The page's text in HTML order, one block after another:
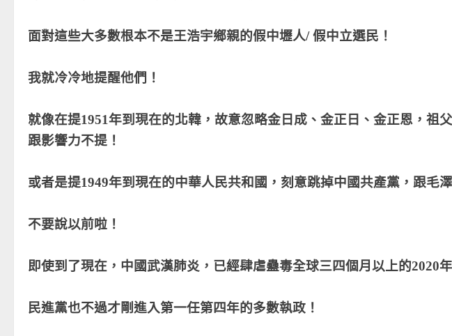
面對這些大多數根本不是王浩宇鄉親的假中壢人/ 假中立選民！
我就冷冷地提醒他們！
就像在提1951年到現在的北韓，故意忽略金日成、金正日、金正恩，祖
跟影響力不提！
或者是提1949年到現在的中華人民共和國，刻意跳掉中國共產黨，跟毛
不要說以前啦！
即使到了現在，中國武漢肺炎，已經肆虐蠱毒全球三四個月以上的2020
民進黨也不過才剛進入第一任第四年的多數執政！